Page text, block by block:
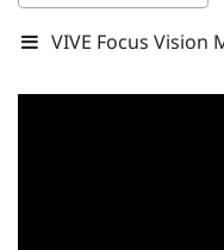
VIVE Focus Vision